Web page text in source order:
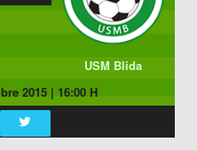
USM Blida
2015 | 16:00 H